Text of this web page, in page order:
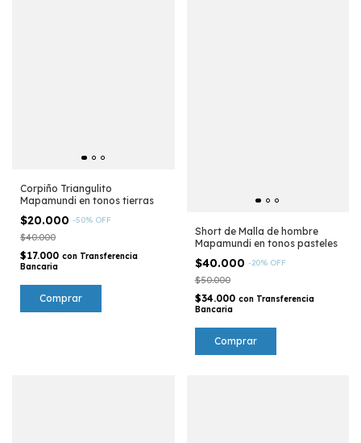
Corpiño Triangulito
Mapamundi en tonos tierras
$20.000 -50% OFF
$40.000
$17.000 con Transferencia
Bancaria
Comprar
Short de Malla de hombre
Mapamundi en tonos pasteles
$40.000 -20% OFF
$50.000
$34.000 con Transferencia
Bancaria
Comprar